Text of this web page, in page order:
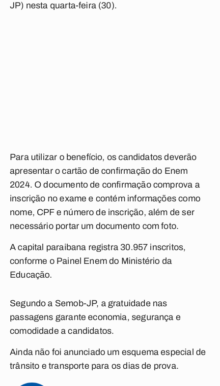
JP) nesta quarta-feira (30).
Para utilizar o benefício, os candidatos deverão
apresentar o cartão de confirmação do Enem
2024. O documento de confirmação comprova a
inscrição no exame e contém informações como
nome, CPF e número de inscrição, além de ser
necessário portar um documento com foto.
A capital paraibana registra 30.957 inscritos,
conforme o Painel Enem do Ministério da
Educação.
Segundo a Semob-JP, a gratuidade nas
passagens garante economia, segurança e
comodidade a candidatos.
Ainda não foi anunciado um esquema especial de
trânsito e transporte para os dias de prova.